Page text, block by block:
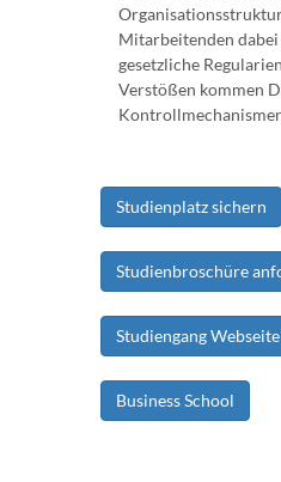
Mitarbeitenden
gesetzliche
Verstößen kommen
Studienplatz sichern
Studienbroschüre
Studiengang Webseite
Business School